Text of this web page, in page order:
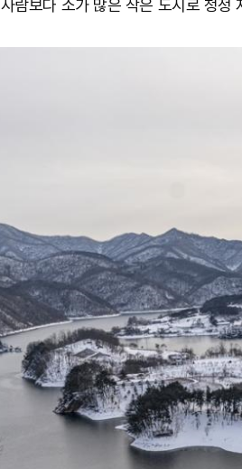
사람보다 소가 많은 작은 도시로 청정